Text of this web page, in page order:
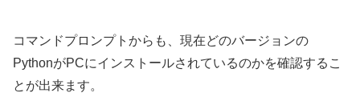
コマンドプロンプトからも、現在どのバージョンの
PythonがPCにインストールされているのかを確認するこ
とが出来ます。